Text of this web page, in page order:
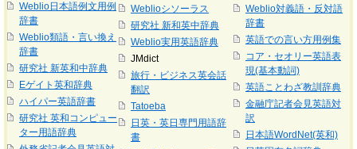
Weblio日本語例文用例
辞書
Weblio類語・言い換え
辞書
研究社 新英和中辞典
Eゲイト英和辞典
ハイパー英語辞書
研究社 英和コンピュー
ター用語辞典
Weblioシソーラス
研究社 新和英中辞典
Weblio実用英語辞典
JMdict
旅行・ビジネス英会話
翻訳
Tatoeba
日英・英日専門用語辞
書
Weblio対義語・反対語
辞書
英語での言い方用例集
コア・セオリー英語表
現(基本動詞)
英語ことわざ教訓辞典
金融庁記者会見英語対
訳
日本語WordNet(英和)